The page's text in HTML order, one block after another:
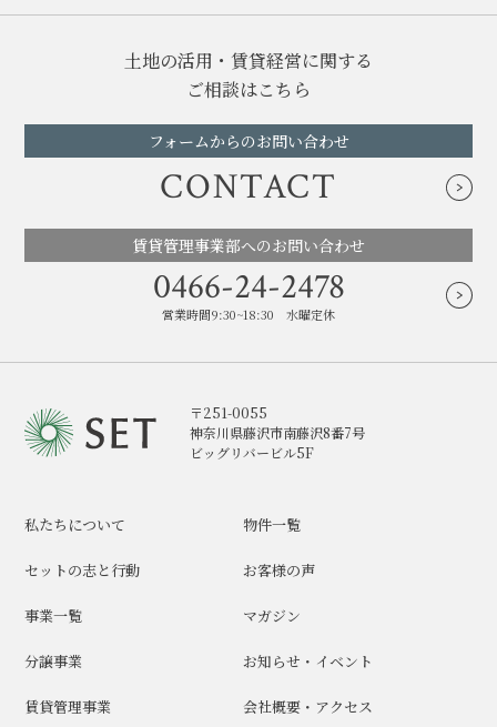
土地の活用・賃貸経営に関する
ご相談はこちら
フォームからのお問い合わせ
CONTACT
賃貸管理事業部へのお問い合わせ
0466-24-2478
営業時間9:30~18:30 水曜定休
〒251-0055
神奈川県藤沢市南藤沢8番7号
ビッグリバービル5F
私たちについて
セットの志と行動
事業一覧
分譲事業
賃貸管理事業
物件一覧
お客様の声
マガジン
お知らせ・イベント
会社概要・アクセス